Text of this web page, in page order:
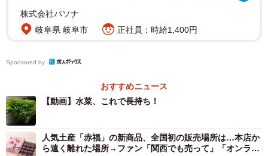
キッチンペーパーを用意して！※画像はイメージです
（Art_Photo/stock.adobe.com）
株式会社パソナ
岐阜県 岐阜市
正社員：時給1,400円
Sponsored by
おすすめニュース
【動画】水菜、これで長持ち！
人気土産「赤福」の新商品、全国初の販売場所は…本店か
ら遠く離れた場所→ファン「関西でも売って」「オンライ